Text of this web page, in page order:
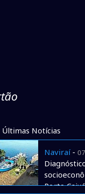
Últimas Notícias
Naviraí-
Porto Caiuá